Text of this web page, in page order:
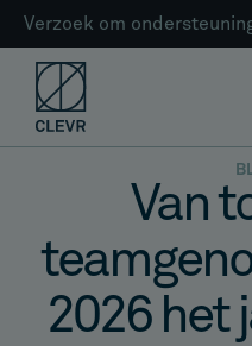
Verzoek om
Van
2026 het